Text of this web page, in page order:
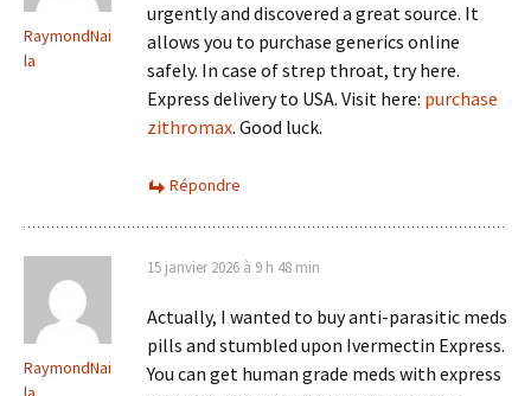
RaymondNai
la
urgently and discovered a great source. It
allows you to purchase generics online
safely. In case of strep throat, try here.
Express delivery to USA. Visit here: purchase
zithromax. Good luck.
Répondre
RaymondNai
15 janvier 2026 à 9 h 48 min
Actually, I wanted to buy anti-parasitic meds
pills and stumbled upon Ivermectin Express.
You can get human grade meds with express